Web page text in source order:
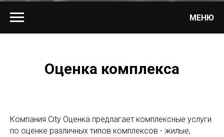
МЕНЮ
Оценка комплекса
Компания City Оценка предлагает комплексные услуги
по оценке различных типов комплексов - жилые,